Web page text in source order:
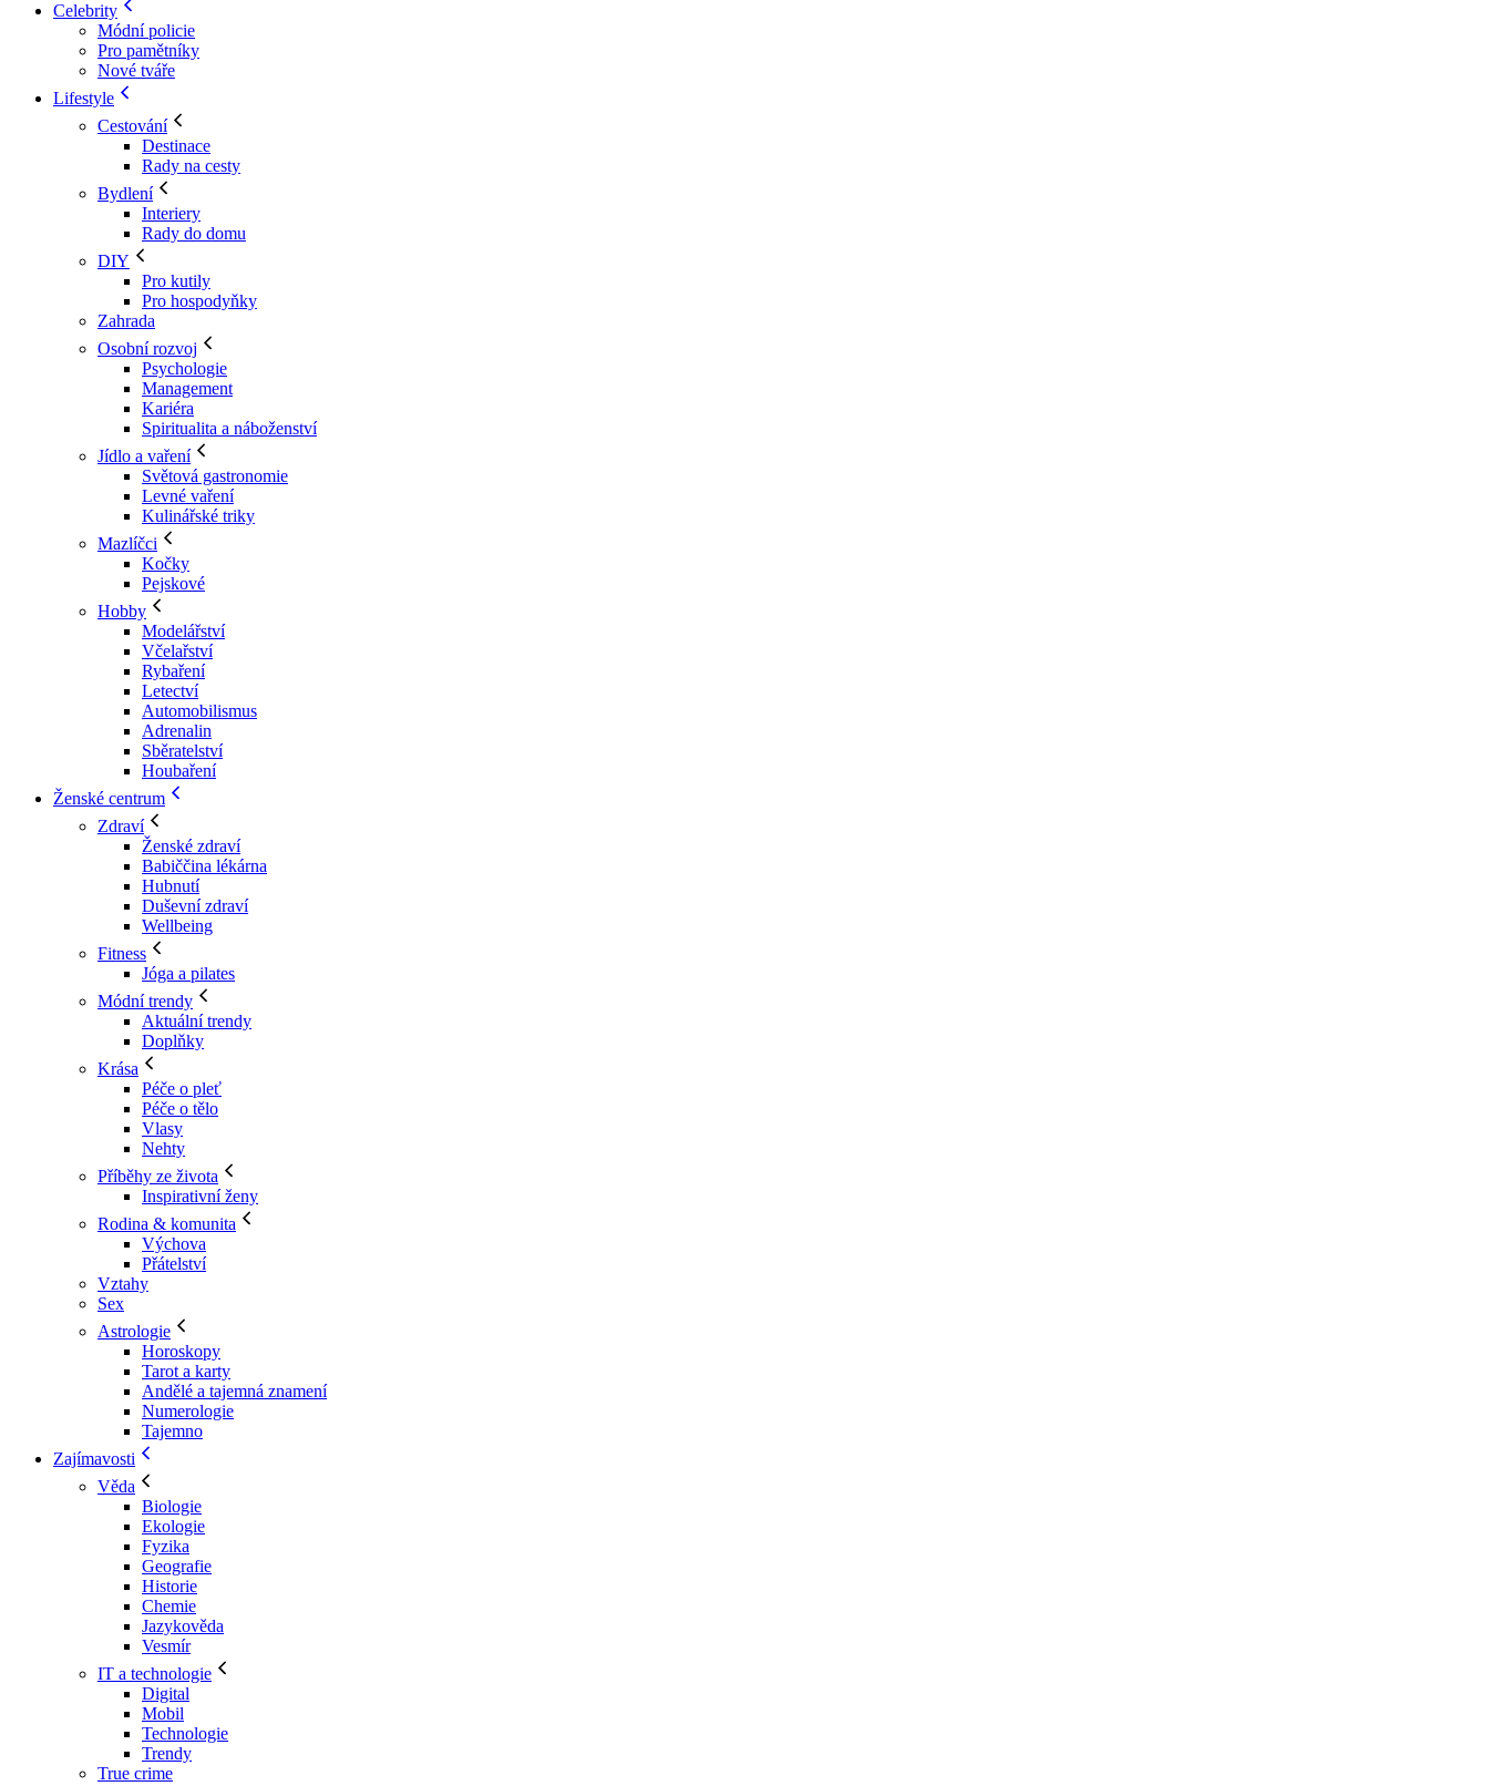
Celebrity
Módní policie
Pro pamětníky
Nové tváře
Lifestyle
Cestování
Destinace
Rady na cesty
Bydlení
Interiery
Rady do domu
DIY
Pro kutily
Pro hospodyňky
Zahrada
Osobní rozvoj
Psychologie
Management
Kariéra
Spiritualita a náboženství
Jídlo a vaření
Světová gastronomie
Levné vaření
Kulinářské triky
Mazlíčci
Kočky
Pejskové
Hobby
Modelářství
Včelařství
Rybaření
Letectví
Automobilismus
Adrenalin
Sběratelství
Houbaření
Ženské centrum
Zdraví
Ženské zdraví
Babiččina lékárna
Hubnutí
Duševní zdraví
Wellbeing
Fitness
Jóga a pilates
Módní trendy
Aktuální trendy
Doplňky
Krása
Péče o pleť
Péče o tělo
Vlasy
Nehty
Příběhy ze života
Inspirativní ženy
Rodina & komunita
Výchova
Přátelství
Vztahy
Sex
Astrologie
Horoskopy
Tarot a karty
Andělé a tajemná znamení
Numerologie
Tajemno
Zajímavosti
Věda
Biologie
Ekologie
Fyzika
Geografie
Historie
Chemie
Jazykověda
Vesmír
IT a technologie
Digital
Mobil
Technologie
Trendy
True crime